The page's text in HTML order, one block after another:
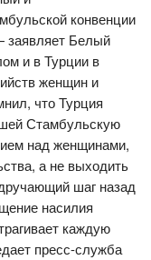
конвенции
заявляет Белый
и в Турции в
женщин и
что Турция
Стамбульскую
над женщинами,
а не выходить
шаг назад
насилия
каждую
пресс-служба